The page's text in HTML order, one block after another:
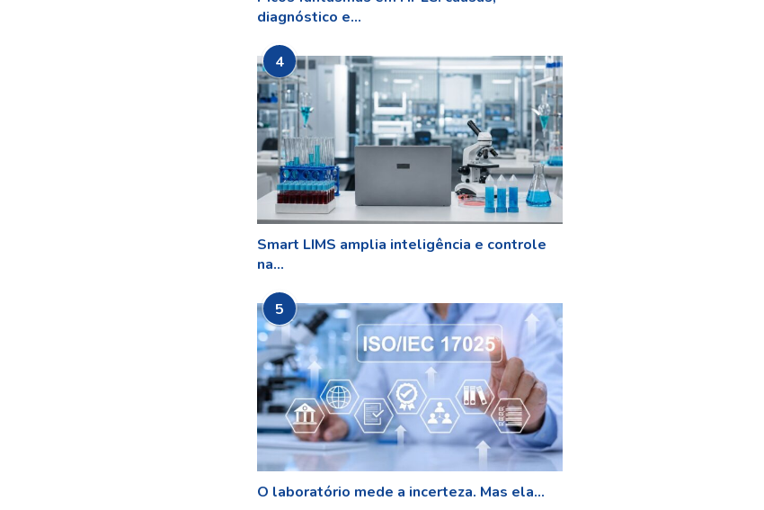
diagnóstico e...
4
Smart LIMS amplia inteligência e controle
na...
5
O laboratório mede a incerteza. Mas ela...